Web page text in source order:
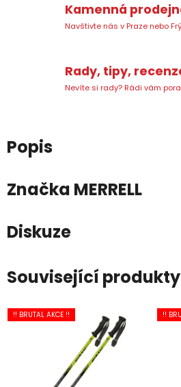
Kamenná
Navštivte nás v Praze nebo
Rady, tipy,
Nevíte si rady? Rádi vám
Popis
Značka MERRELL
Diskuze
Související produkty
!! BRUTAL AKCE !! !!